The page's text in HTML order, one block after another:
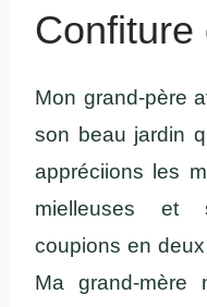
Confiture
Mon grand-père
son beau jardin
appréciions les
mielleuses et
coupions en
Ma grand-mère